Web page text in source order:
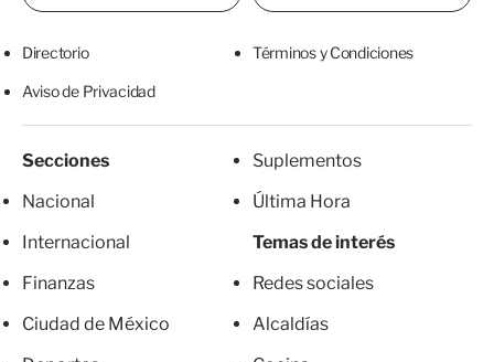
Directorio Términos y Condiciones
Aviso de Privacidad
Secciones
Nacional
Internacional
Finanzas
Ciudad de México
Suplementos
Última Hora
Temas de interés
Redes sociales
Alcaldías